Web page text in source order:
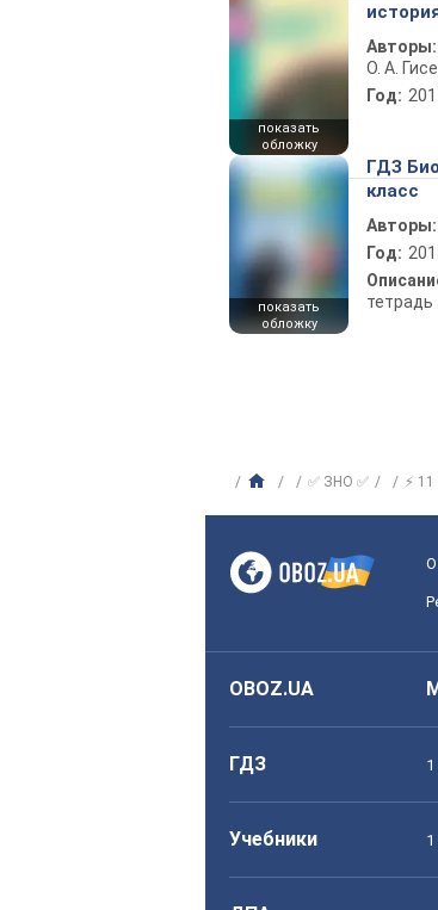
показать
обложку
Авторы:
О. А.
Год:
показать
обложку
ГДЗ
класс
Авторы:
Год:
тетрадь
✅ ЗНО ✅ ⚡ 11
О
OBOZ.UA
ГДЗ
Учебники